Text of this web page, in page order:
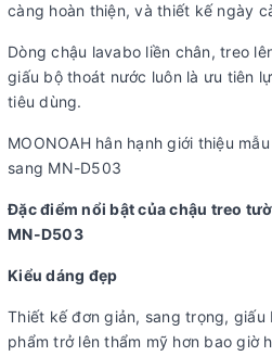
càng hoàn thiện, và thiết kế ngày
Dòng chậu lavabo liền chân, treo
giấu bộ thoát nước luôn là ưu tiên
tiêu dùng.
MOONOAH hân hạnh giới thiệu
sang MN-D503
Đặc điểm nổi bật của chậu treo
MN-D503
Kiểu dáng đẹp
Thiết kế đơn giản, sang trọng, giấu
phẩm trở lên thẩm mỹ hơn bao giờ